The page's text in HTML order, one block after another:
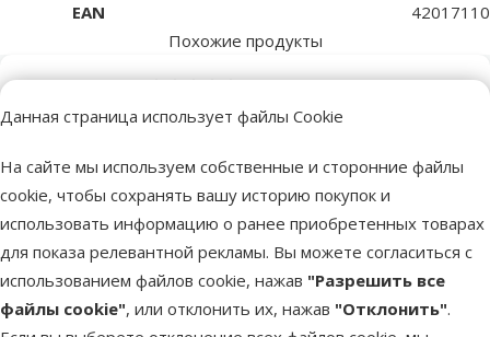
Данная страница использует файлы Cookie
На сайте мы используем собственные и сторонние файлы
cookie, чтобы сохранять вашу историю покупок и
использовать информацию о ранее приобретенных товарах
для показа релевантной рекламы. Вы можете согласиться с
использованием файлов cookie, нажав "Разрешить все
файлы cookie", или отклонить их, нажав "Отклонить".
EAN
42017110
Похожие продукты
Консервы для кошек – Ontario Pouch
Цена
1,19 €
марка
В наличии В